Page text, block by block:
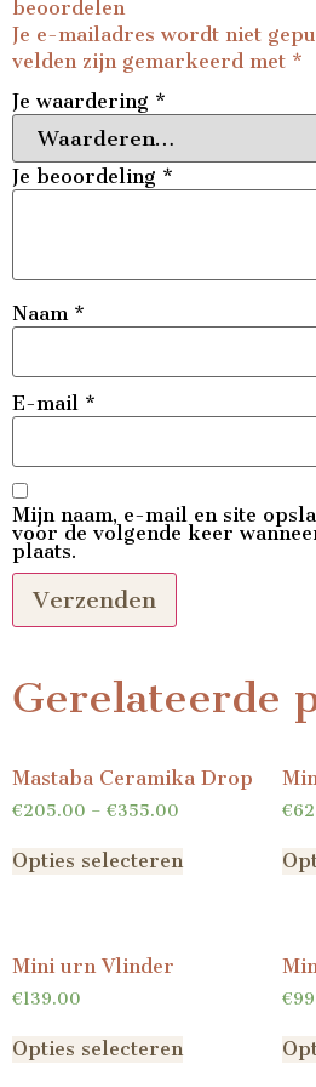
beoordelen
Je e-mailadres wordt niet
velden zijn gemarkeerd met *
Je waardering *
Je beoordeling *
Naam *
E-mail *
Mijn naam, e-mail en site
voor de volgende keer
plaats.
Gerelateerde
Mastaba Ceramika Drop
€205.00 – €355.00
Opties selecteren
€
Mini urn Vlinder
€139.00
Opties selecteren
€